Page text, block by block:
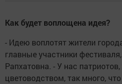
Как будет воплощена идея?
- Идею воплотят жители
главные участники
Рапхатовна. - У нас
цветоводством, так много,